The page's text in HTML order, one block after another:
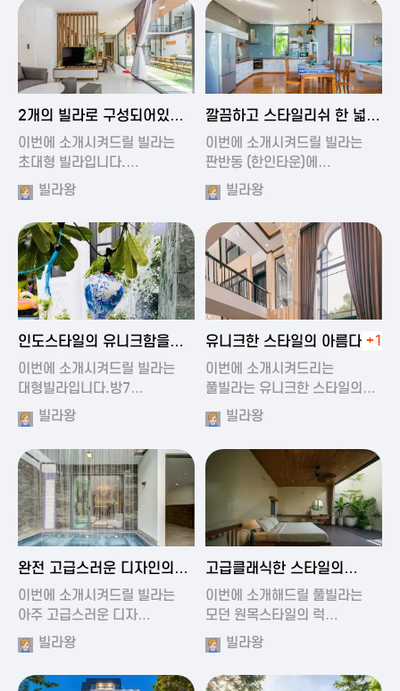
2024-11-19 00:54
2개의 빌라로 구성되어있는
대형 풀빌…
이번에 소개시켜드릴 빌라는
초대형 빌라입니다.…
빌라왕
2024-11-19 01:27
깔끔하고 스타일리쉬 한 넓은
풀빌라
이번에 소개시켜드릴 빌라는
판반동 (한인타운)에…
빌라왕
2024-11-19 01:35
인도스타일의 유니크함을
가진 풀빌라
이번에 소개시켜드릴 빌라는
대형빌라입니다.방7…
빌라왕
2024-11-19 00:45
유니크한 스타일의 아름다운
풀빌라
+1
이번에 소개시켜드리는
풀빌라는 유니크한 스타일의…
빌라왕
2024-11-19 01:13
완전 고급스러운 디자인의
빌라
이번에 소개시켜드릴 빌라는
아주 고급스러운 디자…
빌라왕
2024-11-19 00:37
고급클래식한 스타일의
럭셔리 풀빌라
이번에 소개해드릴 풀빌라는
모던 원목스타일의 럭…
빌라왕